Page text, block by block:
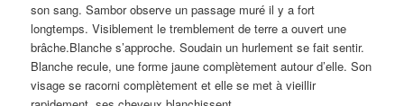
son sang. Sambor observe un passage muré il y a fort
longtemps. Visiblement le tremblement de terre a ouvert une
brâche.Blanche s’approche. Soudain un hurlement se fait sentir.
Blanche recule, une forme jaune complètement autour d’elle. Son
visage se racorni complètement et elle se met à vieillir